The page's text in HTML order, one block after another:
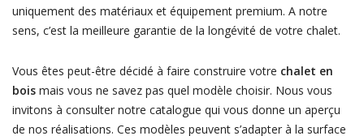
uniquement des matériaux et équipement premium. A notre
sens, c’est la meilleure garantie de la longévité de votre chalet.
Vous êtes peut-être décidé à faire construire votre chalet en
boismais vous ne savez pas quel modèle choisir. Nous vous
invitons à consulter notre catalogue qui vous donne un aperçu
de nos réalisations. Ces modèles peuvent s’adapter à la surface